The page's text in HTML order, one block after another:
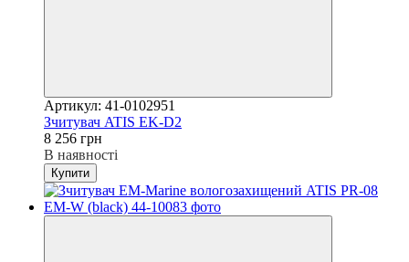
Артикул: 41-0102951
Зчитувач ATIS EK-D2
8 256 грн
В наявності
Купити